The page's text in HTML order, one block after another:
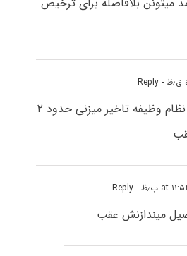
- Reply
اگه قبول شدی میری نظام وظیفه تاخیر میزنی حدود ۲
- Reply
میندازنش عقب